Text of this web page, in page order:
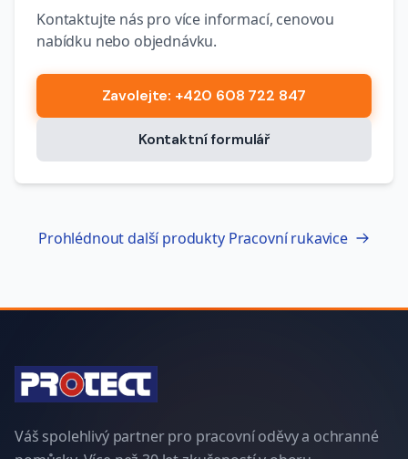
Kontaktujte nás pro více informací, cenovou
nabídku nebo objednávku.
Zavolejte: +420 608 722 847
Kontaktní formulář
Prohlédnout další produkty Pracovní rukavice
Váš spolehlivý partner pro pracovní oděvy a ochranné